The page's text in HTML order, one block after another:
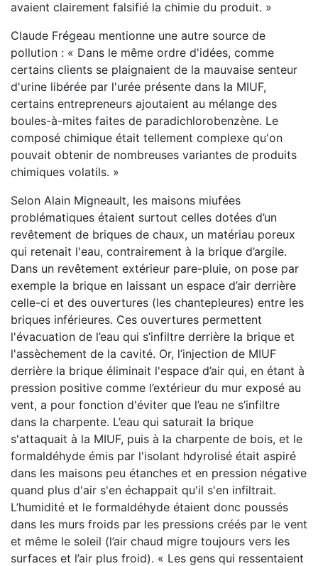
avaient clairement falsifié la chimie du produit. »
Claude Frégeau mentionne une autre source de
pollution : « Dans le même ordre d'idées, comme
certains clients se plaignaient de la mauvaise senteur
d'urine libérée par l'urée présente dans la MIUF,
certains entrepreneurs ajoutaient au mélange des
boules-à-mites faites de paradichlorobenzène. Le
composé chimique était tellement complexe qu'on
pouvait obtenir de nombreuses variantes de produits
chimiques volatils. »
Selon Alain Migneault, les maisons miufées
problématiques étaient surtout celles dotées d’un
revêtement de briques de chaux, un matériau poreux
qui retenait l'eau, contrairement à la brique d’argile.
Dans un revêtement extérieur pare-pluie, on pose par
exemple la brique en laissant un espace d’air derrière
celle-ci et des ouvertures (les chantepleures) entre les
briques inférieures. Ces ouvertures permettent
l'évacuation de l’eau qui s’infiltre derrière la brique et
l'assèchement de la cavité. Or, l’injection de MIUF
derrière la brique éliminait l'espace d’air qui, en étant à
pression positive comme l’extérieur du mur exposé au
vent, a pour fonction d'éviter que l’eau ne s’infiltre
dans la charpente. L’eau qui saturait la brique
s'attaquait à la MIUF, puis à la charpente de bois, et le
formaldéhyde émis par l'isolant hdyrolisé était aspiré
dans les maisons peu étanches et en pression négative
quand plus d'air s'en échappait qu'il s'en infiltrait.
L’humidité et le formaldéhyde étaient donc poussés
dans les murs froids par les pressions créés par le vent
et même le soleil (l’air chaud migre toujours vers les
surfaces et l’air plus froid). « Les gens qui ressentaient